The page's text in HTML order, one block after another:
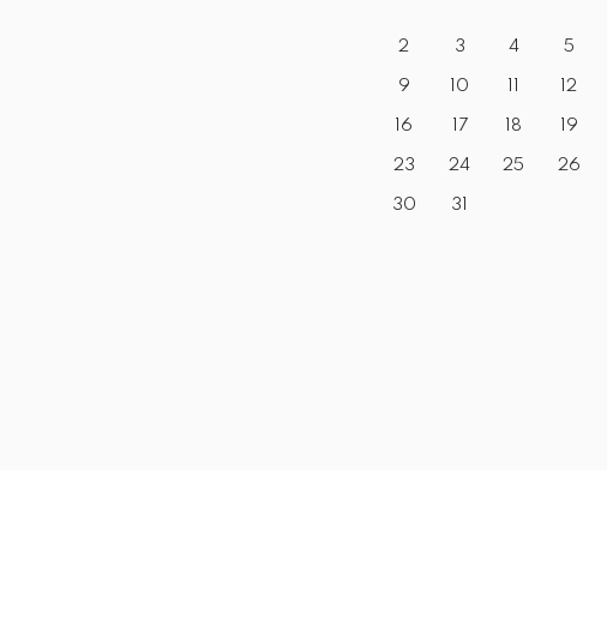
2 3 4 5
9 10 12
16 17 18 19
23 24 25 26
30 31